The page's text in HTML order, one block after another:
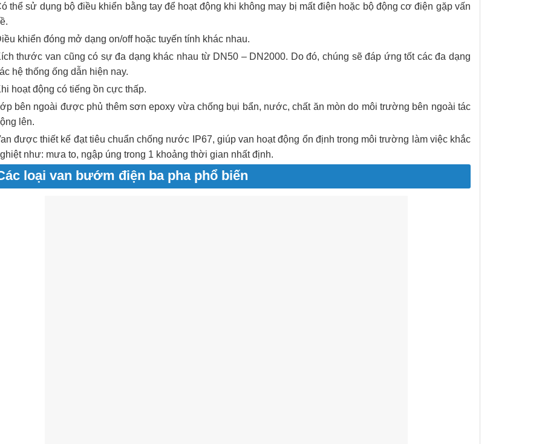
thể sử dụng bộ điều khiển bằng tay để hoạt động khi không may bị mất điện hoặc bộ động cơ điện gặp vấn
khiển đóng mở dạng on/off hoặc tuyến tính khác nhau.
thước van cũng có sự đa dạng khác nhau từ DN50 – DN2000. Do đó, chúng sẽ đáp ứng tốt các đa dạng
hệ thống ống dẫn hiện nay.
hoạt động có tiếng ồn cực thấp.
bên ngoài được phủ thêm sơn epoxy vừa chống bụi bẩn, nước, chất ăn mòn do môi trường bên ngoài tác
lên.
được thiết kế đạt tiêu chuẩn chống nước IP67, giúp van hoạt động ổn định trong môi trường làm việc khắc
như: mưa to, ngập úng trong 1 khoảng thời gian nhất định.
loại van bướm điện ba pha phổ biến